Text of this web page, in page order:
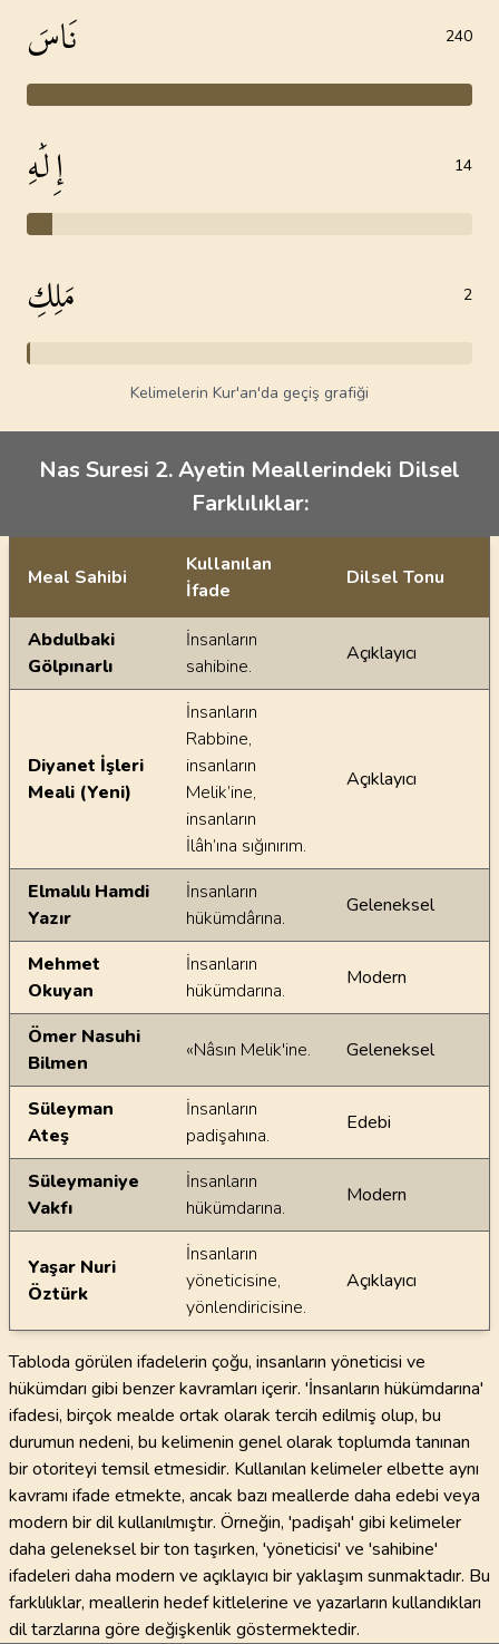
نَاسَ 240
إِلَٰهِ 14
مَلِكِ 2
Kelimelerin Kur'an'da geçiş grafiği
Nas Suresi 2. Ayetin Meallerindeki Dilsel
Farklılıklar:
Ayetin meallerindeki dilsel farklılıklar
Meal Sahibi
Kullanılan
İfade
Dilsel Tonu
Abdulbaki
Gölpınarlı
İnsanların
sahibine.
Açıklayıcı
Diyanet İşleri
Meali (Yeni)
İnsanların
Rabbine,
insanların
Melik’ine,
insanların
İlâh’ına sığınırım.
Açıklayıcı
Elmalılı Hamdi
Yazır
İnsanların
hükümdârına.
Geleneksel
Mehmet
Okuyan
İnsanların
hükümdarına.
Modern
Ömer Nasuhi
Bilmen
«Nâsın Melik'ine. Geleneksel
Süleyman
Ateş
İnsanların
padişahına.
Edebi
Süleymaniye
Vakfı
İnsanların
hükümdarına.
Modern
Yaşar Nuri
Öztürk
İnsanların
yöneticisine,
yönlendiricisine.
Açıklayıcı
Tabloda görülen ifadelerin çoğu, insanların yöneticisi ve
hükümdarı gibi benzer kavramları içerir. 'İnsanların hükümdarına'
ifadesi, birçok mealde ortak olarak tercih edilmiş olup, bu
durumun nedeni, bu kelimenin genel olarak toplumda tanınan
bir otoriteyi temsil etmesidir. Kullanılan kelimeler elbette aynı
kavramı ifade etmekte, ancak bazı meallerde daha edebi veya
modern bir dil kullanılmıştır. Örneğin, 'padişah' gibi kelimeler
daha geleneksel bir ton taşırken, 'yöneticisi' ve 'sahibine'
ifadeleri daha modern ve açıklayıcı bir yaklaşım sunmaktadır. Bu
farklılıklar, meallerin hedef kitlelerine ve yazarların kullandıkları
dil tarzlarına göre değişkenlik göstermektedir.